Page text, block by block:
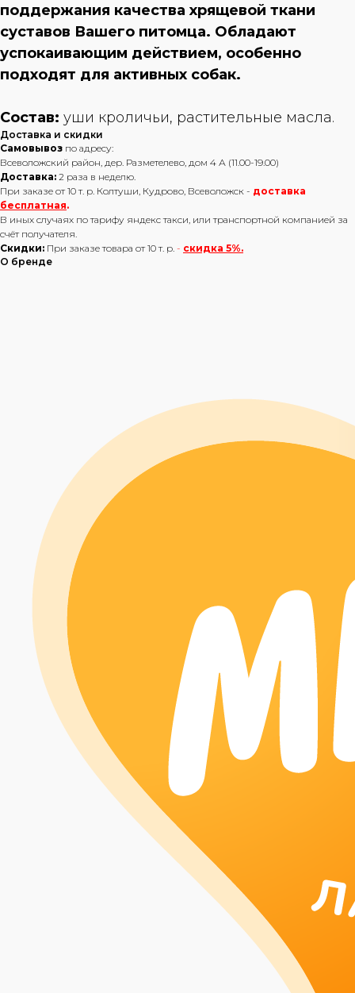
поддержания качества хрящевой ткани
суставов Вашего питомца. Обладают
успокаивающим действием, особенно
подходят для активных собак.
Состав: уши кроличьи, растительные масла.
Доставка и скидки
Самовывоз по адресу:
Всеволожский район, дер. Разметелево, дом 4 А (11.00-19.00)
Доставка: 2 раза в неделю.
При заказе от 10 т. р. Колтуши, Кудрово, Всеволожск - доставка
бесплатная.
В иных случаях по тарифу яндекс такси, или транспортной компанией за
счёт получателя.
Скидки: При заказе товара от 10 т. р. - скидка 5%.
О бренде